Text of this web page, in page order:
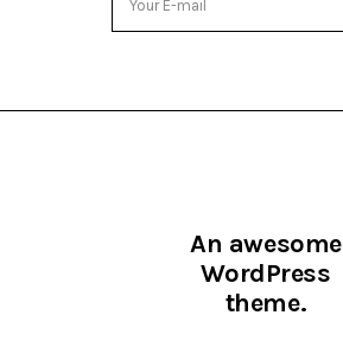
An awesome
WordPress
theme.